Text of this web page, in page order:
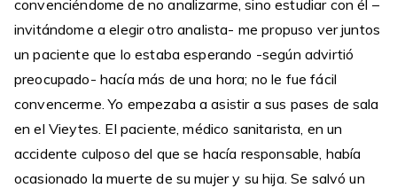
convenciéndome de no analizarme, sino estudiar con él –
invitándome a elegir otro analista- me propuso ver juntos
un paciente que lo estaba esperando -según advirtió
preocupado- hacía más de una hora; no le fue fácil
convencerme. Yo empezaba a asistir a sus pases de sala
en el Vieytes. El paciente, médico sanitarista, en un
accidente culposo del que se hacía responsable, había
ocasionado la muerte de su mujer y su hija. Se salvó un